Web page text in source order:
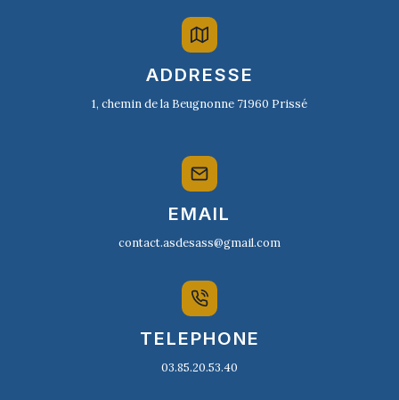
ADDRESSE
1, chemin de la Beugnonne 71960 Prissé
EMAIL
contact.asdesass@gmail.com
TELEPHONE
03.85.20.53.40